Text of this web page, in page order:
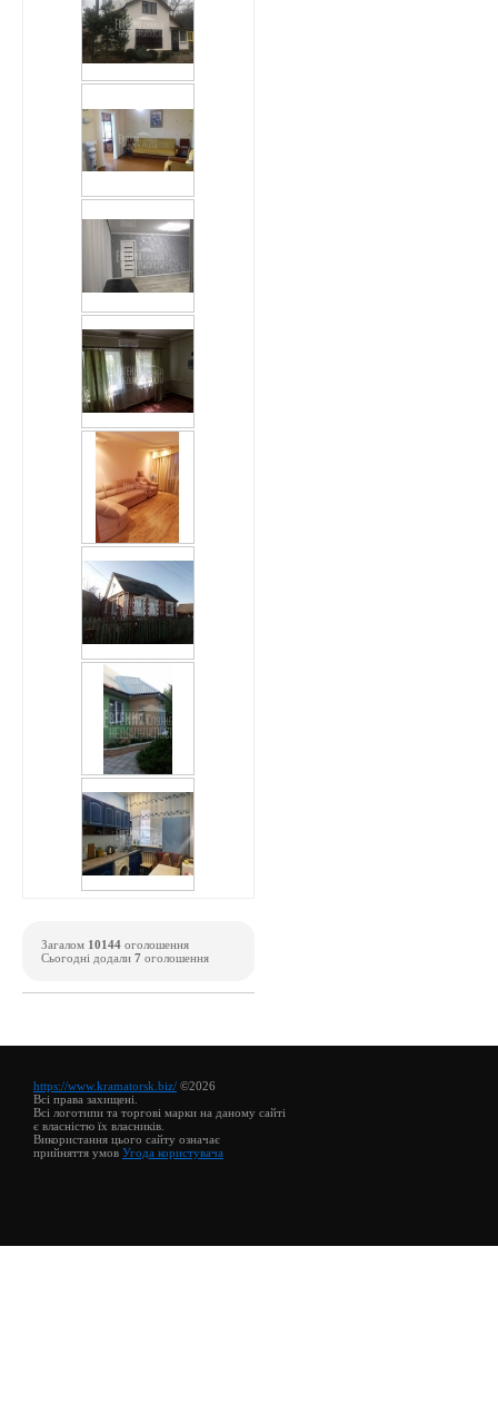
Загалом 10144 оголошення
Сьогодні додали 7 оголошення
https://www.kramatorsk.biz/ ©2026
Всі права захищені.
Всі логотипи та торгові марки на даному сайті
є власністю їх власників.
Використання цього сайту означає
прийняття умов Угода користувача